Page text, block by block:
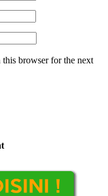
this browser for the next